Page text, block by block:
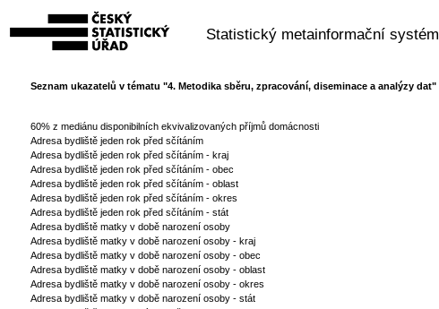
Statistický metainformační systém
Seznam ukazatelů v tématu "4. Metodika sběru, zpracování, diseminace a analýzy dat"
60% z mediánu disponibilních ekvivalizovaných příjmů domácnosti
Adresa bydliště jeden rok před sčítáním
Adresa bydliště jeden rok před sčítáním - kraj
Adresa bydliště jeden rok před sčítáním - obec
Adresa bydliště jeden rok před sčítáním - oblast
Adresa bydliště jeden rok před sčítáním - okres
Adresa bydliště jeden rok před sčítáním - stát
Adresa bydliště matky v době narození osoby
Adresa bydliště matky v době narození osoby - kraj
Adresa bydliště matky v době narození osoby - obec
Adresa bydliště matky v době narození osoby - oblast
Adresa bydliště matky v době narození osoby - okres
Adresa bydliště matky v době narození osoby - stát